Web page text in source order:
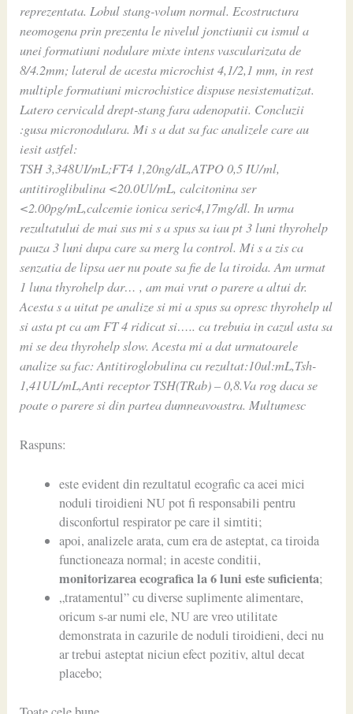
reprezentata. Lobul stang-volum normal. Ecostructura
neomogena prin prezenta le nivelul jonctiunii cu ismul a
unei formatiuni nodulare mixte intens vascularizata de
8/4.2mm; lateral de acesta microchist 4,1/2,1 mm, in rest
multiple formatiuni microchistice dispuse nesistematizat.
Latero cervicald drept-stang fara adenopatii. Concluzii
:gusa micronodulara. Mi s a dat sa fac analizele care au
iesit astfel:
TSH 3,348UI/mL;FT4 1,20ng/dL,ATPO 0,5 IU/ml,
antitiroglibulina <20.0Ul/mL, calcitonina ser
<2.00pg/mL,calcemie ionica seric4,17mg/dl. In urma
rezultatului de mai sus mi s a spus sa iau pt 3 luni thyrohelp
pauza 3 luni dupa care sa merg la control. Mi s a zis ca
senzatia de lipsa aer nu poate sa fie de la tiroida. Am urmat
1 luna thyrohelp dar… , am mai vrut o parere a altui dr.
Acesta s a uitat pe analize si mi a spus sa opresc thyrohelp ul
si asta pt ca am FT 4 ridicat si….. ca trebuia in cazul asta sa
mi se dea thyrohelp slow. Acesta mi a dat urmatoarele
analize sa fac: Antitiroglobulina cu rezultat:10ul:mL,Tsh-
1,41UL/mL,Anti receptor TSH(TRab) – 0,8.Va rog daca se
poate o parere si din partea dumneavoastra. Multumesc
Raspuns:
este evident din rezultatul ecografic ca acei mici
noduli tiroidieni NU pot fi responsabili pentru
disconfortul respirator pe care il simtiti;
apoi, analizele arata, cum era de asteptat, ca tiroida
functioneaza normal; in aceste conditii,
monitorizarea ecografica la 6 luni este suficienta;
„tratamentul” cu diverse suplimente alimentare,
oricum s-ar numi ele, NU are vreo utilitate
demonstrata in cazurile de noduli tiroidieni, deci nu
ar trebui asteptat niciun efect pozitiv, altul decat
placebo;